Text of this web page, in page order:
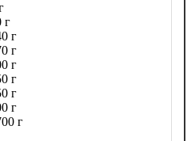
г
г
г
г
г
г
г
г